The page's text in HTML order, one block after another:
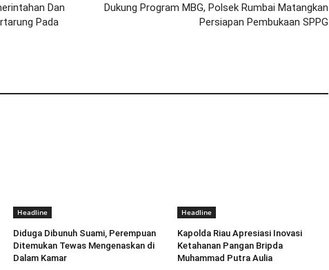
Dan
Pada
Dukung Program MBG, Polsek Rumbai Matangkan
Persiapan Pembukaan SPPG
Headline
Diduga Dibunuh Suami, Perempuan
Ditemukan Tewas Mengenaskan di
Dalam Kamar
Headline
Kapolda Riau Apresiasi Inovasi
Ketahanan Pangan Bripda
Muhammad Putra Aulia